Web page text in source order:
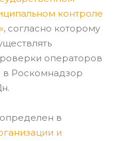
контроле
, согласно которому
операторов
в Роскомнадзор
в
и